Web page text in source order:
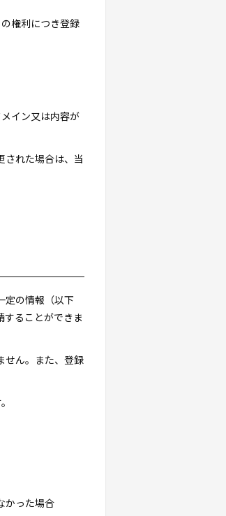
権利につき登録
イン又は内容が
された場合は、当
定の情報（以下
することができま
せん。また、登録
かった場合